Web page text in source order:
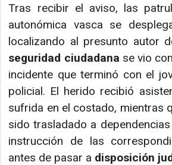
Tras recibir el aviso, las
autonómica vasca se
localizando al presunto autor
seguridad ciudadana se vio
incidente que terminó con el
policial. El herido recibió
sufrida en el costado, mientras
sido trasladado a
instrucción de las
antes de pasar a disposición